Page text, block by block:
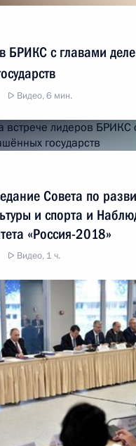
БРИКС с главами
Видео, 6 мин.
Совета по
и спорта и
«Россия-2018»
Видео, 1 ч.